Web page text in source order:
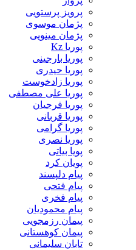
پرویز پرستویی
پژمان موسوی
پژمان مینویی
پوریا بارجینی
پوریا حیدری
پوریا زادخوست
پوریا علی مصطفی
پوریا فرجیان
پوریا قربانی
پوریا گرامی
پوریا نصری
پویا بیاتی
پویان کرد
پیام دلپسند
پیام فتحی
پیام فخری
پیام محمودیان
پیمان رزمجویی
پیمان کوهستانی
تابان سلیمانی